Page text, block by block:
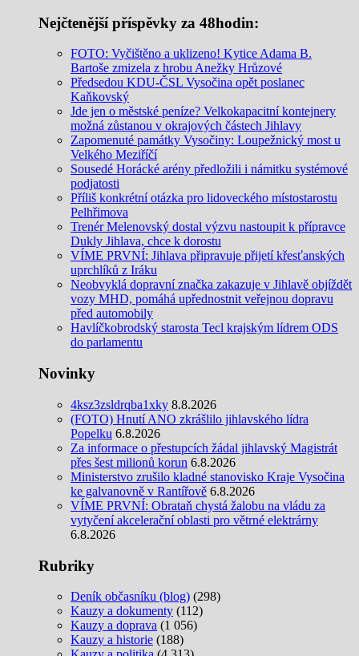
Nejčtenější příspěvky za 48hodin:
FOTO: Vyčištěno a uklizeno! Kytice Adama B.
Bartoše zmizela z hrobu Anežky Hrůzové
Předsedou KDU-ČSL Vysočina opět poslanec
Kaňkovský
Jde jen o městské peníze? Velkokapacitní kontejnery
možná zůstanou v okrajových částech Jihlavy
Zapomenuté památky Vysočiny: Loupežnický most u
Velkého Meziříčí
Sousedé Horácké arény předložili i námitku systémové
podjatosti
Příliš konkrétní otázka pro lidoveckého místostarostu
Pelhřimova
Trenér Melenovský dostal výzvu nastoupit k přípravce
Dukly Jihlava, chce k dorostu
VÍME PRVNÍ: Jihlava připravuje přijetí křesťanských
uprchlíků z Iráku
Neobvyklá dopravní značka zakazuje v Jihlavě objíždět
vozy MHD, pomáhá upřednostnit veřejnou dopravu
před automobily
Havlíčkobrodský starosta Tecl krajským lídrem ODS
do parlamentu
Novinky
4ksz3zsldrqba1xky 8.8.2026
(FOTO) Hnutí ANO zkrášlilo jihlavského lídra
Popelku 6.8.2026
Za informace o přestupcích žádal jihlavský Magistrát
přes šest milionů korun 6.8.2026
Ministerstvo zrušilo kladné stanovisko Kraje Vysočina
ke galvanovně v Rantířově 6.8.2026
VÍME PRVNÍ: Obrataň chystá žalobu na vládu za
vytyčení akcelerační oblasti pro větrné elektrárny
6.8.2026
Rubriky
Deník občasníku (blog) (298)
Kauzy a dokumenty (112)
Kauzy a doprava (1 056)
Kauzy a historie (188)